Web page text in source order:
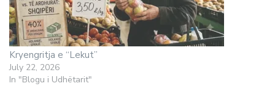
Kryengritja e “Lekut”
July 22, 2026
In "Blogu i Udhëtarit"